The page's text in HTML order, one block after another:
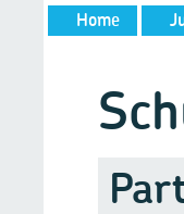
Home